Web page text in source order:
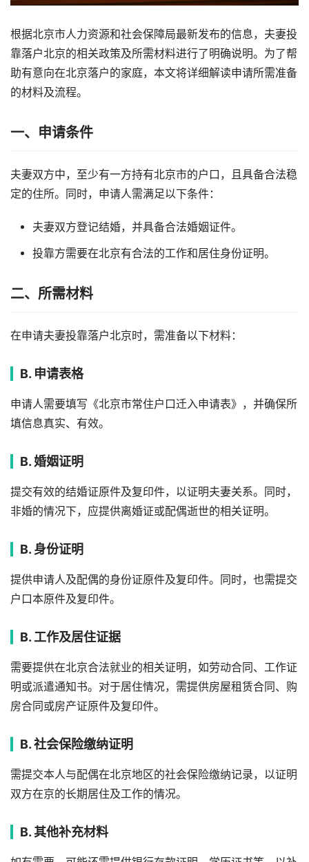
根据北京市人力资源和社会保障局最新发布的信息，夫妻投
靠落户北京的相关政策及所需材料进行了明确说明。为了帮
助有意向在北京落户的家庭，本文将详细解读申请所需准备
的材料及流程。
一、申请条件
夫妻双方中，至少有一方持有北京市的户口，且具备合法稳
定的住所。同时，申请人需满足以下条件：
夫妻双方登记结婚，并具备合法婚姻证件。
投靠方需要在北京有合法的工作和居住身份证明。
二、所需材料
在申请夫妻投靠落户北京时，需准备以下材料：
B. 申请表格
申请人需要填写《北京市常住户口迁入申请表》，并确保所
填信息真实、有效。
B. 婚姻证明
提交有效的结婚证原件及复印件，以证明夫妻关系。同时，
非婚的情况下，应提供离婚证或配偶逝世的相关证明。
B. 身份证明
提供申请人及配偶的身份证原件及复印件。同时，也需提交
户口本原件及复印件。
B. 工作及居住证据
需要提供在北京合法就业的相关证明，如劳动合同、工作证
明或派遣通知书。对于居住情况，需提供房屋租赁合同、购
房合同或房产证原件及复印件。
B. 社会保险缴纳证明
需提交本人与配偶在北京地区的社会保险缴纳记录，以证明
双方在京的长期居住及工作的情况。
B. 其他补充材料